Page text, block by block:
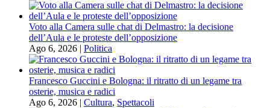
Voto alla Camera sulle chat di Delmastro: la decisione
dell’Aula e le proteste dell’opposizione
Ago 6, 2026 | Politica
Francesco Guccini e Bologna: il ritratto di un legame tra
osterie, musica e radici
Ago 6, 2026 | Cultura, Spettacoli